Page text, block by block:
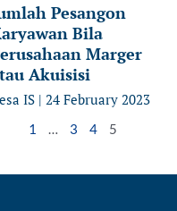
Pesangon
Bila
Marger
Akuisisi
IS 24 February 2023
1 3 4 5